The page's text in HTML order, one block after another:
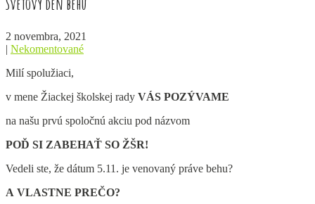
Svetový deň behu
2 novembra, 2021
| Nekomentované
Milí spolužiaci,
v mene Žiackej školskej rady VÁS POZÝVAME
na našu prvú spoločnú akciu pod názvom
POĎ SI ZABEHAŤ SO ŽŠR!
Vedeli ste, že dátum 5.11. je venovaný práve behu?
A VLASTNE PREČO?